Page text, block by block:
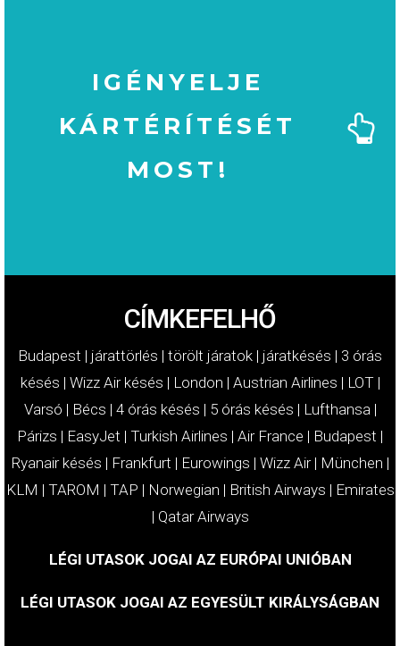
IGÉNYELJE
KÁRTÉRÍTÉSÉT
MOST!
CÍMKEFELHŐ
Budapest | járattörlés | törölt járatok | járatkésés | 3 órás
késés | Wizz Air késés | London | Austrian Airlines | LOT|
Varsó | Bécs | 4 órás késés | 5 órás késés | Lufthansa |
Párizs | EasyJet | Turkish Airlines | Air France | Budapest |
Ryanair késés | Frankfurt | Eurowings | Wizz Air| München |
KLM | TAROM | TAP | Norwegian | British Airways | Emirates
| Qatar Airways
LÉGI UTASOK JOGAI AZ EURÓPAI UNIÓBAN
LÉGI UTASOK JOGAI AZ EGYESÜLT KIRÁLYSÁGBAN